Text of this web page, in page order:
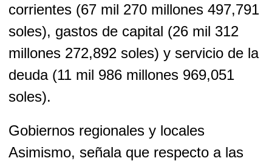
corrientes (67 mil 270 millones 497,791
soles), gastos de capital (26 mil 312
millones 272,892 soles) y servicio de la
deuda (11 mil 986 millones 969,051
soles).
Gobiernos regionales y locales
Asimismo, señala que respecto a las